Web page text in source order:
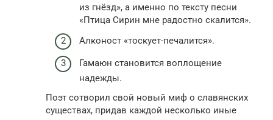
из гнёзд», а именно по тексту песни
«Птица Сирин мне радостно скалится».
Алконост «тоскует-печалится».
Гамаюн становится воплощение
надежды.
Поэт сотворил свой новый миф о славянских
существах, придав каждой несколько иные